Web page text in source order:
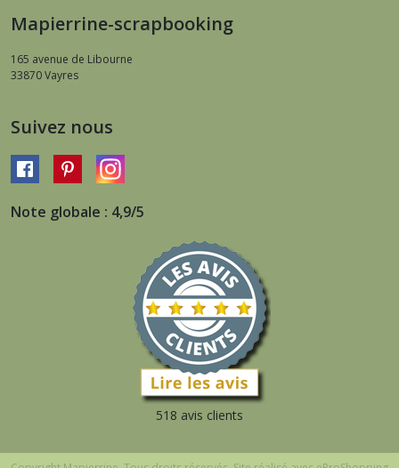
Mapierrine-scrapbooking
165 avenue de Libourne
33870Vayres
Suivez nous
Note globale : 4,9/5
518 avis clients